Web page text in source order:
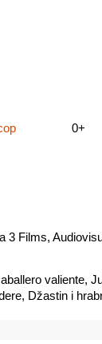
0+
3 Films,
valiente,
Džastin i